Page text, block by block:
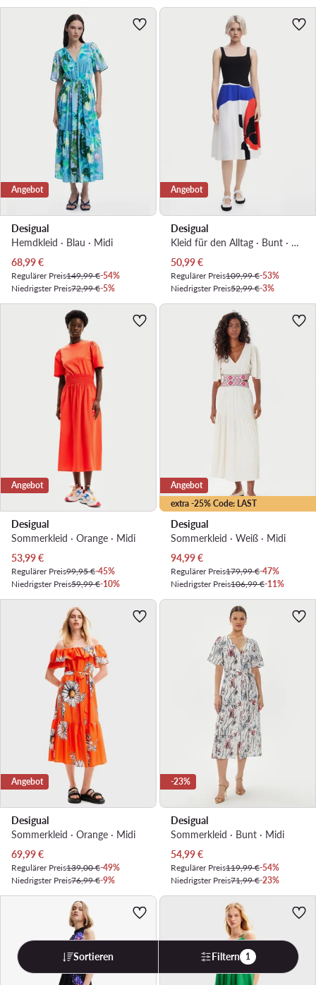
Angebot
Desigual
Hemdkleid · Blau · Midi
Aktueller Preis
68,99€
Regulärer Preis149,99 €-54%
Niedrigster Preis72,99 €-5%
Angebot
Desigual
Kleid für den Alltag · Bunt · Midi
Aktueller Preis
50,99€
Regulärer Preis109,99 €-53%
Niedrigster Preis52,99 €-3%
Angebot
Desigual
Sommerkleid · Orange · Midi
Aktueller Preis
53,99€
Regulärer Preis99,95 €-45%
Niedrigster Preis59,99 €-10%
extra -25% Code: LAST
Angebot
Desigual
Sommerkleid · Weiß · Midi
Aktueller Preis
94,99€
Regulärer Preis179,99 €-47%
Niedrigster Preis106,99 €-11%
Angebot
Desigual
Sommerkleid · Orange · Midi
Aktueller Preis
69,99€
Regulärer Preis139,00 €-49%
Niedrigster Preis76,99 €-9%
-23%
Desigual
Sommerkleid · Bunt · Midi
Aktueller Preis
54,99€
Regulärer Preis119,99 €-54%
Niedrigster Preis71,99 €-23%
Sortieren Filtern 1